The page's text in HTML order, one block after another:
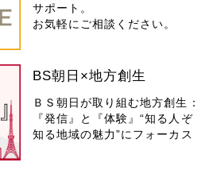
サポート。
お気軽にご相談ください。
BS朝日×地方創生
ＢＳ朝日が取り組む地方創生：
『発信』と『体験』“知る人ぞ
知る地域の魅力”にフォーカス